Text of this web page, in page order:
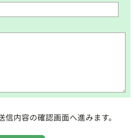
内容の確認画面へ進みます。